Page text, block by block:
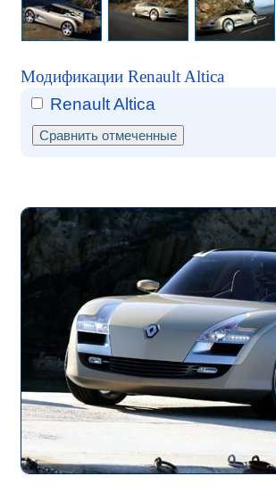
Модификации Renault Altica
Renault Altica